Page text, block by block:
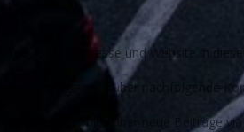
Name, E-Mail-Adresse und Website in
Benachrichtige mich über nachfolgende
Benachrichtige mich über neue Beiträge via